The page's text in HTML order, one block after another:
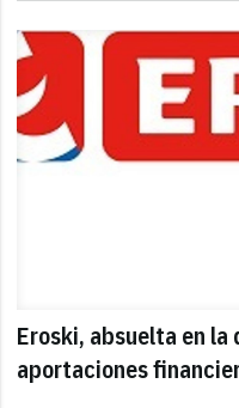
Eroski, absuelta en la
aportaciones